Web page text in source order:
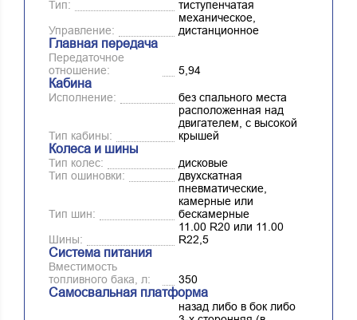
Тип:
тиступенчатая
Управление:
механическое,
дистанционное
Главная передача
Передаточное
отношение:
5,94
Кабина
Исполнение: без спального места
Тип кабины:
расположенная над
двигателем, с высокой
крышей
Колеса и шины
Тип колес:
дисковые
Тип ошиновки:
двухскатная
Тип шин:
пневматические,
камерные или
бескамерные
Шины:
11.00 R20 или 11.00
R22,5
Система питания
Вместимость
топливного бака, л:
350
Самосвальная платформа
назад либо в бок либо